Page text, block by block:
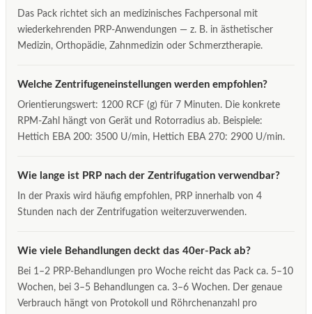
Das Pack richtet sich an medizinisches Fachpersonal mit
wiederkehrenden PRP-Anwendungen — z. B. in ästhetischer
Medizin, Orthopädie, Zahnmedizin oder Schmerztherapie.
Welche Zentrifugeneinstellungen werden empfohlen?
Orientierungswert: 1200 RCF (g) für 7 Minuten. Die konkrete
RPM-Zahl hängt von Gerät und Rotorradius ab. Beispiele:
Hettich EBA 200: 3500 U/min, Hettich EBA 270: 2900 U/min.
Wie lange ist PRP nach der Zentrifugation verwendbar?
In der Praxis wird häufig empfohlen, PRP innerhalb von 4
Stunden nach der Zentrifugation weiterzuverwenden.
Wie viele Behandlungen deckt das 40er-Pack ab?
Bei 1–2 PRP-Behandlungen pro Woche reicht das Pack ca. 5–10
Wochen, bei 3–5 Behandlungen ca. 3–6 Wochen. Der genaue
Verbrauch hängt von Protokoll und Röhrchenanzahl pro